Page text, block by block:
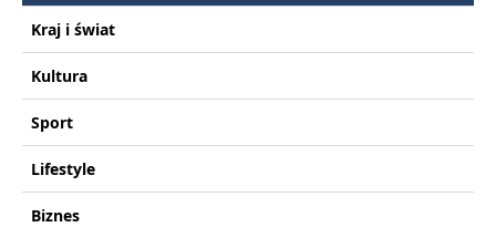
Kraj i świat
Kultura
Sport
Lifestyle
Biznes